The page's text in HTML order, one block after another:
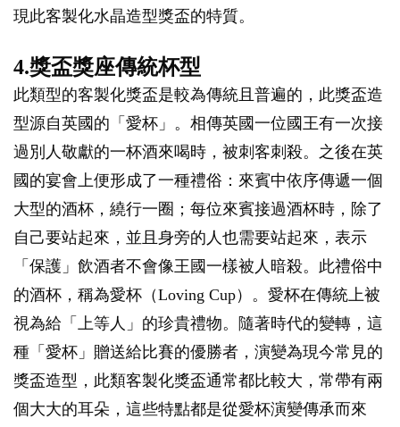
現此客製化水晶造型獎盃的特質。
4.獎盃獎座傳統杯型
此類型的客製化獎盃是較為傳統且普遍的，此獎盃造
型源自英國的「愛杯」。相傳英國一位國王有一次接
過別人敬獻的一杯酒來喝時，被刺客刺殺。之後在英
國的宴會上便形成了一種禮俗：來賓中依序傳遞一個
大型的酒杯，繞行一圈；每位來賓接過酒杯時，除了
自己要站起來，並且身旁的人也需要站起來，表示
「保護」飲酒者不會像王國一樣被人暗殺。此禮俗中
的酒杯，稱為愛杯（Loving Cup）。愛杯在傳統上被
視為給「上等人」的珍貴禮物。隨著時代的變轉，這
種「愛杯」贈送給比賽的優勝者，演變為現今常見的
獎盃造型，此類客製化獎盃通常都比較大，常帶有兩
個大大的耳朵，這些特點都是從愛杯演變傳承而來